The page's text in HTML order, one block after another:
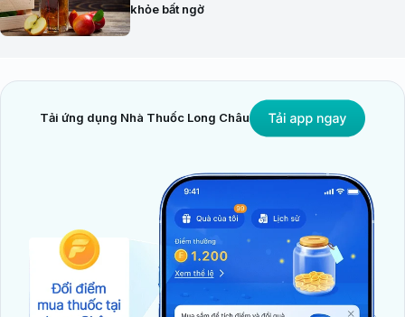
khỏe bất ngờ
Tải ứng dụng Nhà Thuốc Long Châu